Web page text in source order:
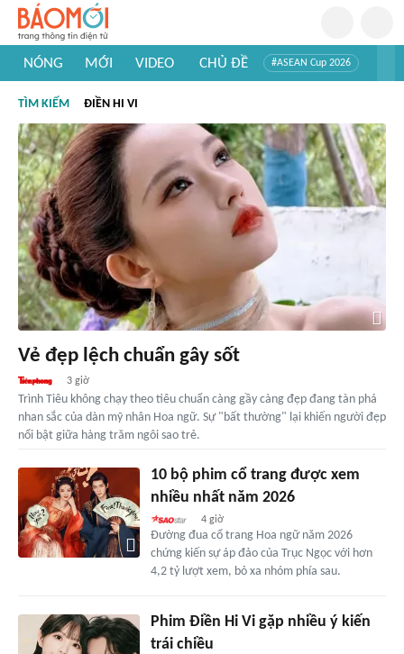
NÓNG MỚI VIDEO CHỦ ĐỀ #ASEAN Cup 2026
#Khám phá thế giới
TÌM KIẾM ĐIỀN HI VI
Vẻ đẹp lệch chuẩn gây sốt
3 giờ
Trình Tiêu không chạy theo tiêu chuẩn càng gầy càng đẹp đang tàn phá
nhan sắc của dàn mỹ nhân Hoa ngữ. Sự "bất thường" lại khiến người đẹp
nổi bật giữa hàng trăm ngôi sao trẻ.
10 bộ phim cổ trang được xem
nhiều nhất năm 2026
4 giờ
Đường đua cổ trang Hoa ngữ năm 2026
chứng kiến sự áp đảo của Trục Ngọc với hơn
4,2 tỷ lượt xem, bỏ xa nhóm phía sau.
Phim Điền Hi Vi gặp nhiều ý kiến
trái chiều